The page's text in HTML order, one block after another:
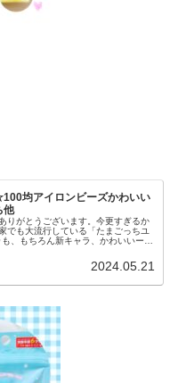
均アイロンビーズかわいい
他
りがとうございます。今更すぎるか
でも大流行している「たまごっちユ
も、もちろん新キャラ、かわいいーー
2024.05.21